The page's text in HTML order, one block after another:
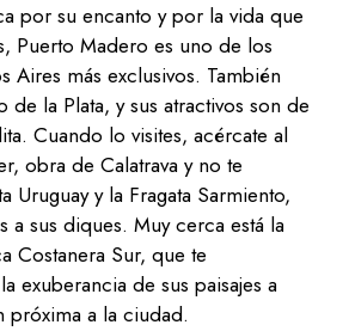
por su encanto y por la vida que
Puerto Madero es uno de los
Aires más exclusivos. También
de la Plata, y sus atractivos son de
Cuando lo visites, acércate al
obra de Calatrava y no te
Uruguay y la Fragata Sarmiento,
a sus diques. Muy cerca está la
Costanera Sur, que te
exuberancia de sus paisajes a
próxima a la ciudad.